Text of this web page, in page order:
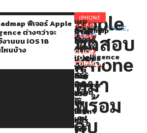
ฟีเจอร์ Apple
ต่างๆว่าจะ
านบน iOS 18
หนบ้าง
IPHONE
Apple
ทดสอบ
iPhone
ที่มา
พร้อม
กับ
Mark
Gurman
เผย
ผ่าน
จดหมาย
ข่าว
Power
On
You
may
also
like...
เผย
Roadmap
ฟีเจอร์
Apple
Intelligence
ต่างๆ
ว่า
จะ
พร้อม
ใช้
งาน
บน
iOS
ผู้
ใช้
งาน
iPhone
16
Pro
หลาย
ราย
พบ
ปัญหา
หน้า
จอ
iFixit
แกะ
ซีรี่ส์
iPhone
16
เผย
ซ่อม
ง่าย
ขึ้น
เยอะ
คาด
การณ์
จาก
ข่าว
ลือ
ซีรี่ส์
iPhone
16
จะ
มี
อะไร
ใหม่
RELATED
TOPICS: IPHONE,
RUMOR
CLICK
TO
COMMENT